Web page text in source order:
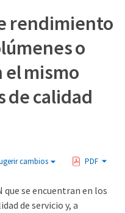
rendimiento
o
el mismo
de calidad
cambios PDF
que se encuentran en los
de servicio y, a